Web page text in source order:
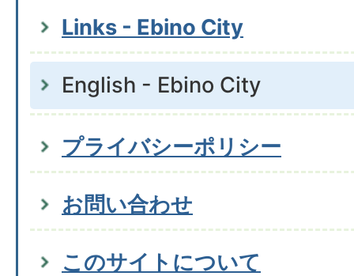
Links - Ebino City
English - Ebino City
プライバシーポリシー
お問い合わせ
このサイトについて